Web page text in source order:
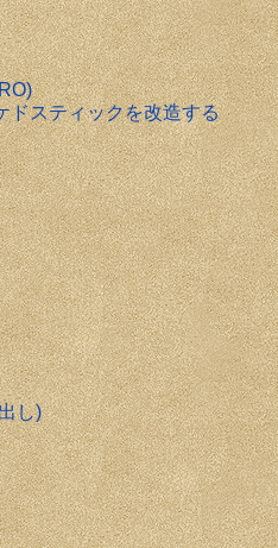
ドスティックを改造する
し)